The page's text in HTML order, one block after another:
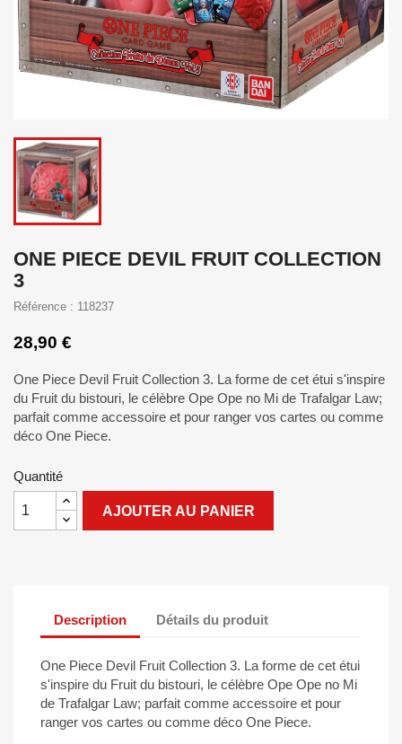
ONE PIECE DEVIL FRUIT COLLECTION
3
Référence : 118237
28,90 €
One Piece Devil Fruit Collection 3. La forme de cet étui s'inspire
du Fruit du bistouri, le célèbre Ope Ope no Mi de Trafalgar Law;
parfait comme accessoire et pour ranger vos cartes ou comme
déco One Piece.
Quantité
AJOUTER AU PANIER
Description Détails du produit
One Piece Devil Fruit Collection 3. La forme de cet étui
s'inspire du Fruit du bistouri, le célèbre Ope Ope no Mi
de Trafalgar Law; parfait comme accessoire et pour
ranger vos cartes ou comme déco One Piece.